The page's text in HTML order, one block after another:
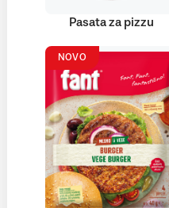
Pasata za pizzu
NOVO